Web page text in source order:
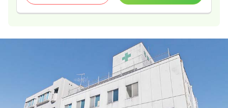
透析正・准看護師 一般病院
ブランク可
月給19万円以上可
気になる 詳細を見る